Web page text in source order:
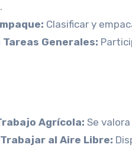
Clasificar y
Generales:
Agrícola: Se
al Aire Libre: